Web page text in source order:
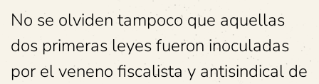
No se olviden tampoco que aquellas
dos primeras leyes fueron inoculadas
por el veneno fiscalista y antisindical de